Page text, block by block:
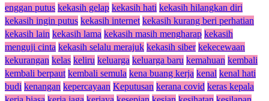
enggan putus kekasih gelap kekasih hati kekasih hilangkan diri
kekasih ingin putus kekasih internet kekasih kurang beri perhatian
kekasih lain kekasih lama kekasih masih mengharap kekasih
menguji cinta kekasih selalu merajuk kekasih siber kekecewaan
kekurangan kelas keliru keluarga keluarga baru kemahuan kembali
kembali berpaut kembali semula kena buang kerja kenal kenal hati
budi kenangan kepercayaan Keputusan kerana covid keras kepala